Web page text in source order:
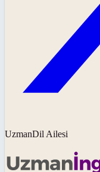
UzmanDil Ailesi